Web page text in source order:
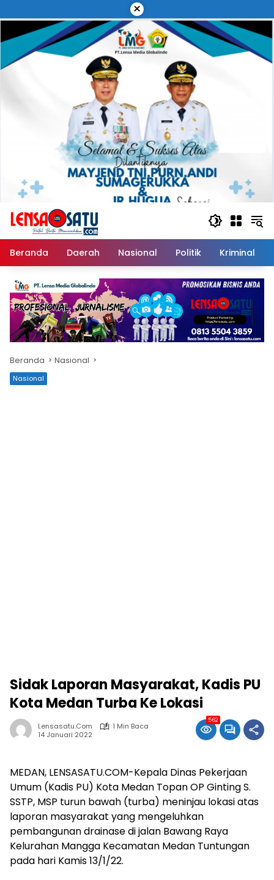
ke
konten
×
Beranda Daerah Nasional Politik Kriminal
Beranda Nasional
Nasional
Sidak Laporan Masyarakat, Kadis PU
Kota Medan Turba Ke Lokasi
Lensasatu.com
1 Min Baca
14 Januari 2022
562
MEDAN, LENSASATU.COM-Kepala Dinas Pekerjaan
Umum (Kadis PU) Kota Medan Topan OP Ginting S.
SSTP, MSP turun bawah (turba) meninjau lokasi atas
laporan masyarakat yang mengeluhkan
pembangunan drainase di jalan Bawang Raya
Kelurahan Mangga Kecamatan Medan Tuntungan
pada hari Kamis 13/1/22.